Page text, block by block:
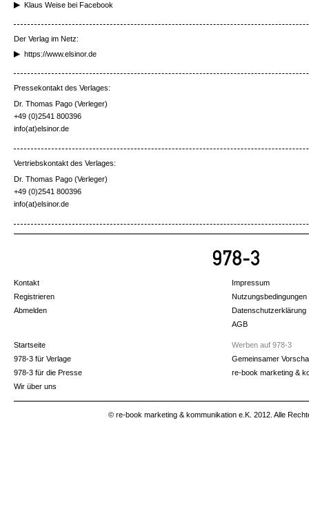
Klaus Weise bei Facebook
Der Verlag im Netz:
https://www.elsinor.de
Pressekontakt des Verlages:
Dr. Thomas Pago (Verleger)
+49 (0)2541 800396
info(at)elsinor.de
Vertriebskontakt des Verlages:
Dr. Thomas Pago (Verleger)
+49 (0)2541 800396
info(at)elsinor.de
Kontakt
Registrieren
Abmelden
Impressum
Nutzungsbedingungen
Datenschutzerklärung
AGB
Startseite
978-3 für Verlage
978-3 für die Presse
Wir über uns
Werben auf 978-3
Gemeinsamer
re-book marketing &
© re-book marketing & kommunikation e.K. 2012. Alle